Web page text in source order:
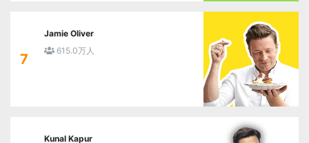
7
Jamie Oliver
615.0万人
Kunal Kapur